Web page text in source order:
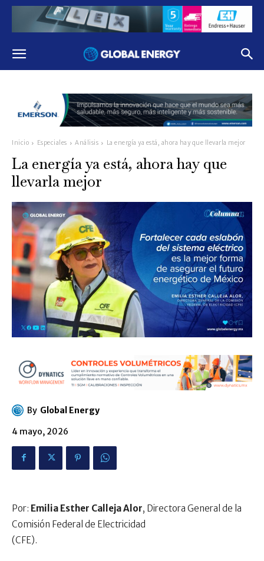
Inicio Especiales Análisis La energía ya está, ahora hay que llevarla mejor
La energía ya está, ahora hay que
llevarla mejor
By Global Energy
4 mayo, 2026
Por: Emilia Esther Calleja Alor, Directora General de la
Comisión Federal de Electricidad
(CFE).